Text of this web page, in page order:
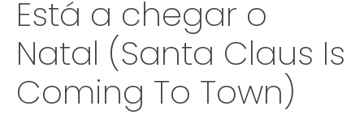
Está a chegar o
Natal (Santa Claus Is
Coming To Town)